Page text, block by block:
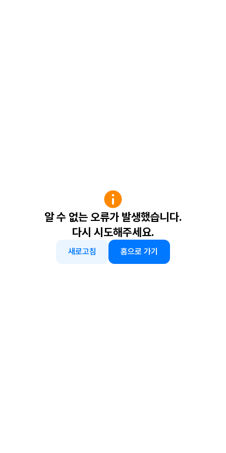
알 수 없는 오류가 발생했습니다.
다시 시도해주세요.
새로고침 홈으로 가기